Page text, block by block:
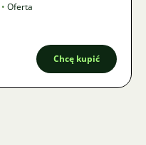
• Oferta
Chcę kupić